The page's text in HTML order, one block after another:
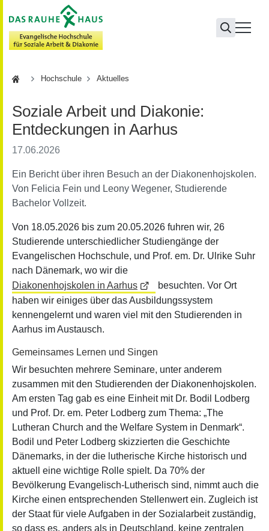
HochschuleHochschule Aktuelles
Soziale Arbeit und Diakonie:
Entdeckungen in Aarhus
17.06.2026
Ein Bericht über ihren Besuch an der Diakonenhojskolen.
Von Felicia Fein und Leony Wegener, Studierende
Bachelor Vollzeit.
Von 18.05.2026 bis zum 20.05.2026 fuhren wir, 26
Studierende unterschiedlicher Studiengänge der
Evangelischen Hochschule, und Prof. em. Dr. Ulrike Suhr
nach Dänemark, wo wir die
Diakonenhojskolen in Aarhus
besuchten. Vor Ort
haben wir einiges über das Ausbildungssystem
kennengelernt und waren viel mit den Studierenden in
Aarhus im Austausch.
Gemeinsames Lernen und Singen
Wir besuchten mehrere Seminare, unter anderem
zusammen mit den Studierenden der Diakonenhojskolen.
Am ersten Tag gab es eine Einheit mit Dr. Bodil Lodberg
und Prof. Dr. em. Peter Lodberg zum Thema: „The
Lutheran Church and the Welfare System in Denmark“.
Bodil und Peter Lodberg skizzierten die Geschichte
Dänemarks, in der die lutherische Kirche historisch und
aktuell eine wichtige Rolle spielt. Da 70% der
Bevölkerung Evangelisch-Lutherisch sind, nimmt auch die
Kirche einen entsprechenden Stellenwert ein. Zugleich ist
der Staat für viele Aufgaben in der Sozialarbeit zuständig,
so dass es, anders als in Deutschland, keine zentralen